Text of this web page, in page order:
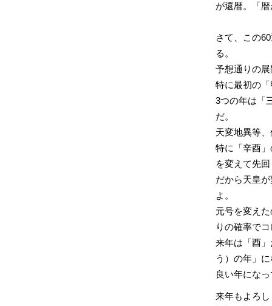
が還暦。「
さて、この
る。
予想通りの
特に最初の
3つの年は「
だ。
天変地異等
特に「辛酉
を変えて先
だから天皇
よ。
元号を変え
りの確率で
来年は「酉
う）の年」
良い年にな
来年もよろ